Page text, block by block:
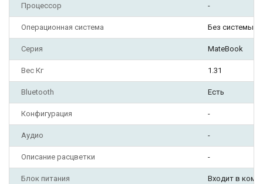
Процессор -
Операционная система Без системы
Серия MateBook
Вес Кг 1.31
Bluetooth Есть
Конфигурация -
Аудио -
Описание расцветки -
Блок питания Входит в